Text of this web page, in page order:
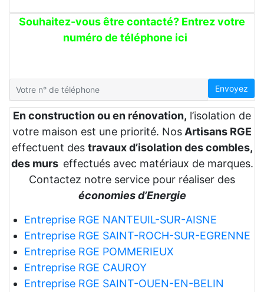
Souhaitez-vous être contacté? Entrez votre
numéro de téléphone ici
Envoyez
En construction ou en rénovation, l’isolation de
votre maison est une priorité. Nos Artisans RGE
effectuent des travaux d’isolation des combles,
des murs effectués avec matériaux de marques.
Contactez notre service pour réaliser des
économies d’Energie
Entreprise RGE NANTEUIL-SUR-AISNE
Entreprise RGE SAINT-ROCH-SUR-EGRENNE
Entreprise RGE POMMERIEUX
Entreprise RGE CAUROY
Entreprise RGE SAINT-OUEN-EN-BELIN